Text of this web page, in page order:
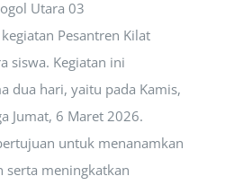
Utara 03
Pesantren Kilat
siswa. Kegiatan ini
dua hari, yaitu pada Kamis,
Jumat, 6 Maret 2026.
untuk menanamkan
serta meningkatkan